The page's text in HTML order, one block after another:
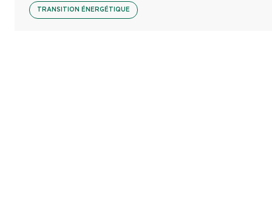
TRANSITION ÉNERGÉTIQUE